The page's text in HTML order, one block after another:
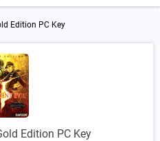
Edition PC Key
Edition PC Key